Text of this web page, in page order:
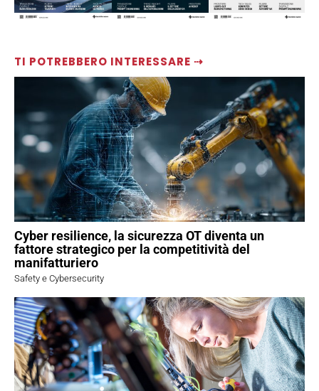
TI POTREBBERO INTERESSARE ⇢
Cyber resilience, la sicurezza OT diventa un
fattore strategico per la competitività del
manifatturiero
Safety e Cybersecurity